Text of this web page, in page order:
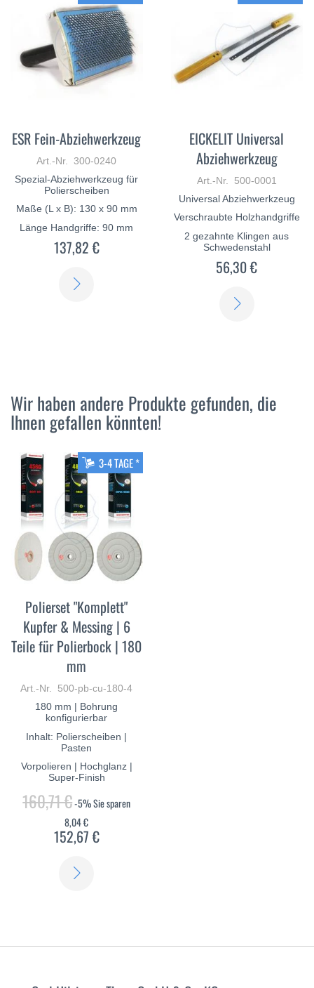
ESR Fein-Abziehwerkzeug
Art.-Nr. 300-0240
Spezial-Abziehwerkzeug für
Polierscheiben
Maße (L x B): 130 x 90 mm
Länge Handgriffe: 90 mm
137,82 €
EICKELIT Universal
Abziehwerkzeug
Art.-Nr. 500-0001
Universal Abziehwerkzeug
Verschraubte Holzhandgriffe
2 gezahnte Klingen aus
Schwedenstahl
56,30 €
Wir haben andere Produkte gefunden, die
Ihnen gefallen könnten!
3-4 TAGE *
Polierset "Komplett"
Kupfer & Messing | 6
Teile für Polierbock | 180
mm
Art.-Nr. 500-pb-cu-180-4
180 mm | Bohrung
konfigurierbar
Inhalt: Polierscheiben |
Pasten
Vorpolieren | Hochglanz |
Super-Finish
160,71 €-5%Sie sparen
8,04 €
152,67 €